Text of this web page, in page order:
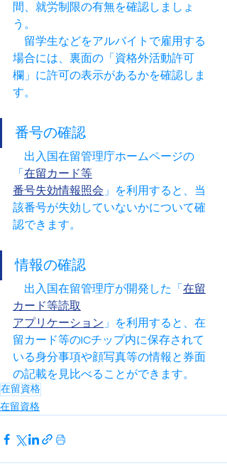
間、就労制限の有無を確認しましょ
う。
留学生などをアルバイトで雇用する
場合には、裏面の「資格外活動許可
欄」に許可の表示があるかを確認しま
す。
番号の確認
出入国在留管理庁ホームページの
「 在留カード等
番号失効情報照会 」を利用すると、当
該番号が失効していないかについて確
認できます。
情報の確認
出入国在留管理庁が開発した「 在留
カード等読取
アプリケーション 」を利用すると、在
留カード等のICチップ内に保存されて
いる身分事項や顔写真等の情報と券面
の記載を見比べることができます。
在留資格
在留資格